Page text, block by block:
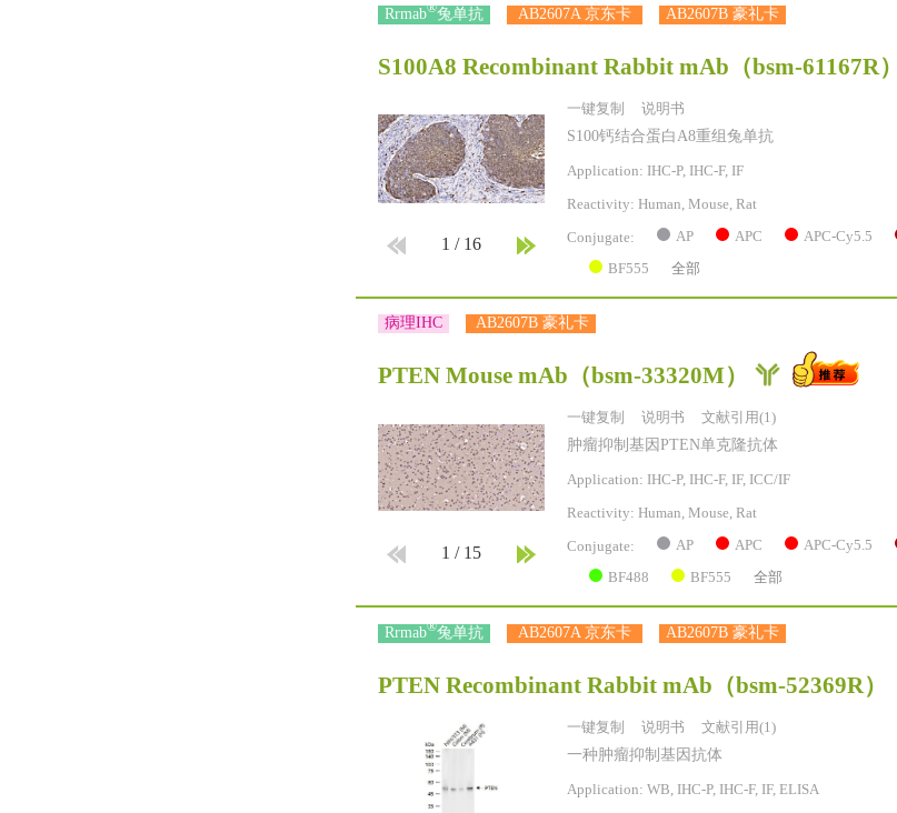
Rrmab®兔单抗 AB2607A 京东卡 AB2607B 豪礼卡
S100A8 Recombinant Rabbit mAb （bsm-61167R）
1 / 16
一键复制 说明书
S100钙结合蛋白A8重组兔单抗
Application: IHC-P, IHC-F, IF
Reactivity: Human, Mouse, Rat
Conjugate: AP APC APC-Cy5.5
BF555 全部
病理IHC AB2607B 豪礼卡
PTEN Mouse mAb （bsm-33320M）
1 / 15
一键复制 说明书 文献引用(1)
肿瘤抑制基因PTEN单克隆抗体
Application: IHC-P, IHC-F, IF, ICC/IF
Reactivity: Human, Mouse, Rat
Conjugate: AP APC APC-Cy5.5
BF488 BF555 全部
Rrmab®兔单抗 AB2607A 京东卡 AB2607B 豪礼卡
PTEN Recombinant Rabbit mAb （bsm-52369R）
一键复制 说明书 文献引用(1)
一种肿瘤抑制基因抗体
Application: WB, IHC-P, IHC-F, IF, ELISA